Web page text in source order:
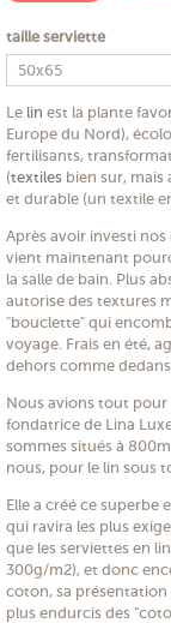
(1
taille serviette
Le lin est la plante
Europe du Nord),
fertilisants,
(textiles bien sur, mais
et durable (un textile
Après avoir investi
vient maintenant
la salle de bain. Plus
autorise des textures
"bouclette" qui
voyage. Frais en été,
dehors comme dedans.
Nous avions tout pour
fondatrice de Lina
sommes situés à
nous, pour le lin sous
Elle a créé ce superbe
qui ravira les plus
que les serviettes en
300g/m2), et donc
coton, sa
plus endurcis des